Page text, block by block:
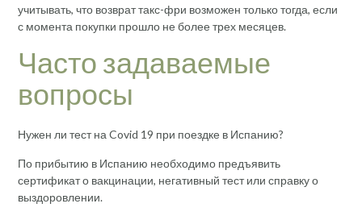
учитывать, что возврат такс-фри возможен только тогда, если
с момента покупки прошло не более трех месяцев.
Часто задаваемые
вопросы
Нужен ли тест на Covid 19 при поездке в Испанию?
По прибытию в Испанию необходимо предъявить
сертификат о вакцинации, негативный тест или справку о
выздоровлении.